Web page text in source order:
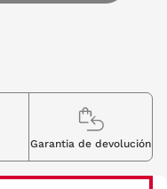
Garantia de devolución